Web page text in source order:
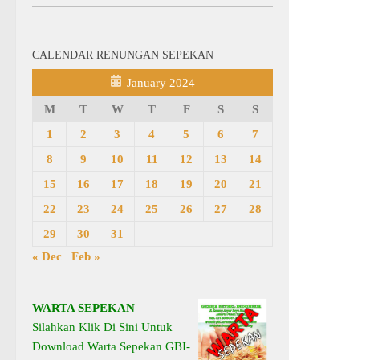
CALENDAR RENUNGAN SEPEKAN
January 2024
M T W T F S
S
1
2 3 4 5 6
7
8
9 10 11 12 13
14
15
16 17 18 19 20
21
22
23 24 25 26 27
28
29
30
31
« Dec
Feb »
WARTA SEPEKAN
Silahkan Klik Di Sini Untuk
Download Warta Sepekan GBI-